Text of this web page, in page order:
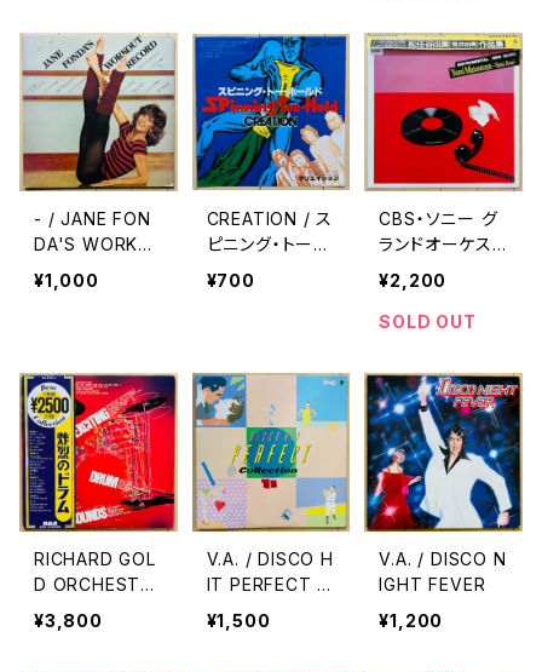
- / JANE FON
DA'S WORKO
UT RECORD
¥1,000
CREATION / ス
ピニング・トー・
ホールド(SPINN
¥700
CBS・ソニー グ
ランドオーケスト
ラ / INSTRUME
NTAL NEW MU
SIC 松任谷由実
集
¥2,200
SOLD OUT
RICHARD GOL
D ORCHESTR
A / THE EXCIT
ING DRUM SO
¥3,800
V.A. / DISCO H
IT PERFECT C
OLLECTION '8
¥1,500
V.A. / DISCO N
IGHT FEVER
¥1,200